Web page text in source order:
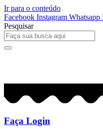
Ir para o conteúdo
Facebook Instagram Whatsapp
Pesquisar
Faça Login